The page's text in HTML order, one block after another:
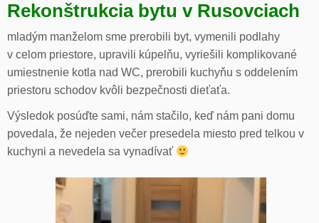
Rekonštrukcia bytu v Rusovciach
mladým manželom sme prerobili byt, vymenili podlahy
v celom priestore, upravili kúpelňu, vyriešili komplikované
umiestnenie kotla nad WC, prerobili kuchyňu s oddelením
priestoru schodov kvôli bezpečnosti dieťaťa.
Výsledok posúďte sami, nám stačilo, keď nám pani domu
povedala, že nejeden večer presedela miesto pred telkou v
kuchyni a nevedela sa vynadívať